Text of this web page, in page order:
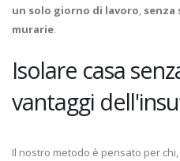
un solo giorno di lavoro, senza
murarie.
Isolare casa
vantaggi
Il nostro metodo è pensato per